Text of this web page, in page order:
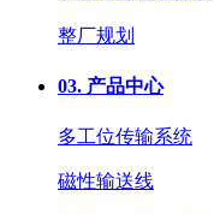
整厂规划
03. 产品中心
多工位传输系统
磁性输送线